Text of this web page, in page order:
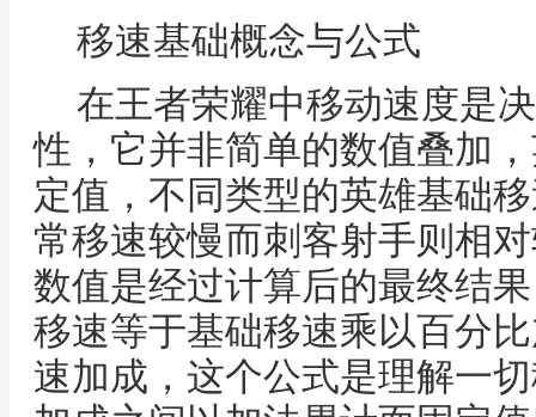
移速基础概念与公式
在王者荣耀中移动速度是
性，它并非简单的数值叠加
定值，不同类型的英雄基础
常移速较慢而刺客射手则相
数值是经过计算后的最终结
移速等于基础移速乘以百分
速加成，这个公式是理解一